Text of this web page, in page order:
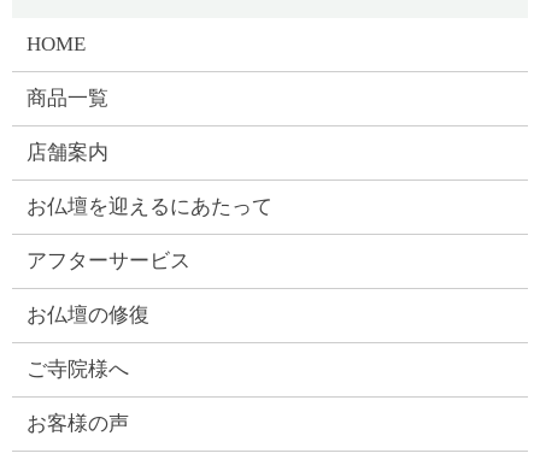
HOME
商品一覧
店舗案内
お仏壇を迎えるにあたって
アフターサービス
お仏壇の修復
ご寺院様へ
お客様の声